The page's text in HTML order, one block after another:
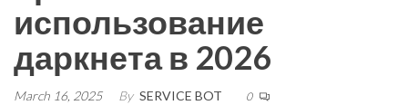
использование
даркнета в 2026
March 16, 2025 By SERVICE BOT 0